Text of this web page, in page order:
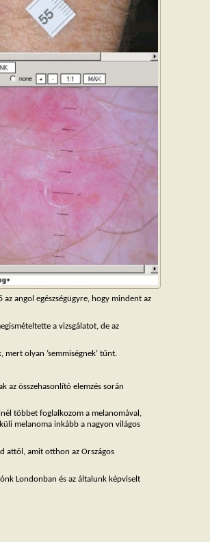
angol egészségügyre, hogy mindent az
a vizsgálatot, de az
olyan ’semmiségnek’ tűnt.
az összehasonlító elemzés során
többet foglalkozom a melanomával,
melanoma inkább a nagyon világos
attól, amit otthon az Országos
Londonban és az általunk képviselt